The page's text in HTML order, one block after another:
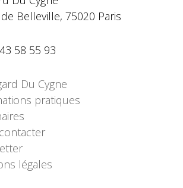
Belleville, 75020 Paris
58 55 93
Du Cygne
pratiques
légales